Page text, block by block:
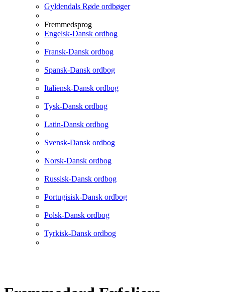
Gyldendals Røde ordbøger
Fremmedsprog
Engelsk-Dansk ordbog
Fransk-Dansk ordbog
Spansk-Dansk ordbog
Italiensk-Dansk ordbog
Tysk-Dansk ordbog
Latin-Dansk ordbog
Svensk-Dansk ordbog
Norsk-Dansk ordbog
Russisk-Dansk ordbog
Portugisisk-Dansk ordbog
Polsk-Dansk ordbog
Tyrkisk-Dansk ordbog